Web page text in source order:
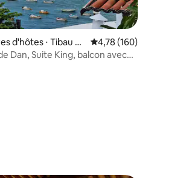
la base de 45 commentaires : 4,96 sur 5
d'hôtes ⋅ Tibau do
Évaluation moyenne
4,78 (160)
Dan, Suite King, balcon avec